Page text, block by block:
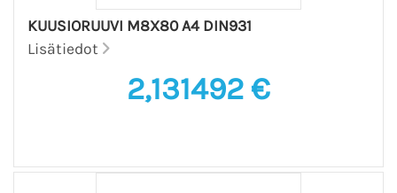
KUUSIORUUVI M8X80 A4 DIN931
Lisätiedot
2,131492 €